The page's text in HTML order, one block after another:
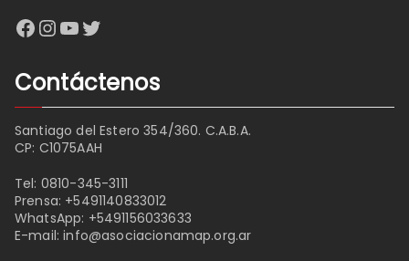
Facebook
Instagram
YouTube
Twitter
Contáctenos
Santiago del Estero 354/360. C.A.B.A.
CP: C1075AAH
Tel: 0810-345-3111
Prensa: +5491140833012
WhatsApp: +5491156033633
E-mail:info@asociacionamap.org.ar